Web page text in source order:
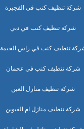
شركة تنظيف كنب في الفجيرة
شركة تنظيف كنب في دبي
تنظيف كنب في راس الخيمة
شركة تنظيف كنب في عجمان
شركة تنظيف منازل العين
شركة تنظيف منازل ام القيوين